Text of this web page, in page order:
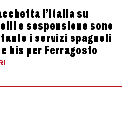
l’Italia su
e sospensione sono
i servizi spagnoli
bis per Ferragosto